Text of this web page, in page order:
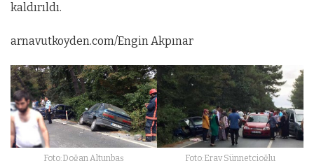
kaldırıldı.
arnavutkoyden.com/Engin Akpınar
Foto:Doğan Altunbaş Foto:Eray Sünnetçioğlu